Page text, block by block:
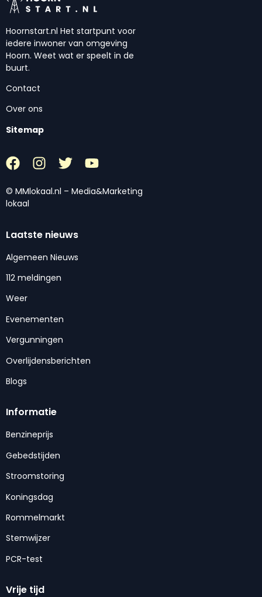
Hoornstart.nl Het startpunt voor
iedere inwoner van omgeving
Hoorn. Weet wat er speelt in de
buurt.
Contact
Over ons
Sitemap
© MMlokaal.nl – Media&Marketing
lokaal
Laatste nieuws
Algemeen Nieuws
112 meldingen
Weer
Evenementen
Vergunningen
Overlijdensberichten
Blogs
Informatie
Benzineprijs
Gebedstijden
Stroomstoring
Koningsdag
Rommelmarkt
Stemwijzer
PCR-test
Vrije tijd